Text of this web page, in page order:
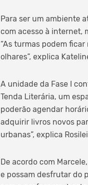
Para ser um ambiente
com acesso à internet,
“As turmas podem
olhares”, explica
A unidade da Fase I
Tenda Literária, um
poderão agendar
adquirir livros novos
urbanas”, explica
De acordo com
e possam desfrutar do